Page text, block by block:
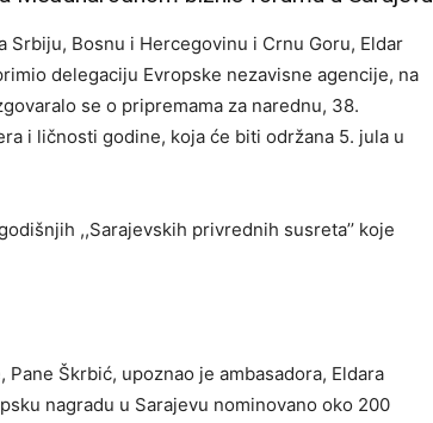
Srbiju, Bosnu i Hercegovinu i Crnu Goru, Eldar
delegaciju Evropske nezavisne agencije, na
se o pripremama za narednu, 38.
i ličnosti godine, koja će biti održana 5. jula u
,,Sarajevskih privrednih susreta’’ koje
Škrbić, upoznao je ambasadora, Eldara
nagradu u Sarajevu nominovano oko 200